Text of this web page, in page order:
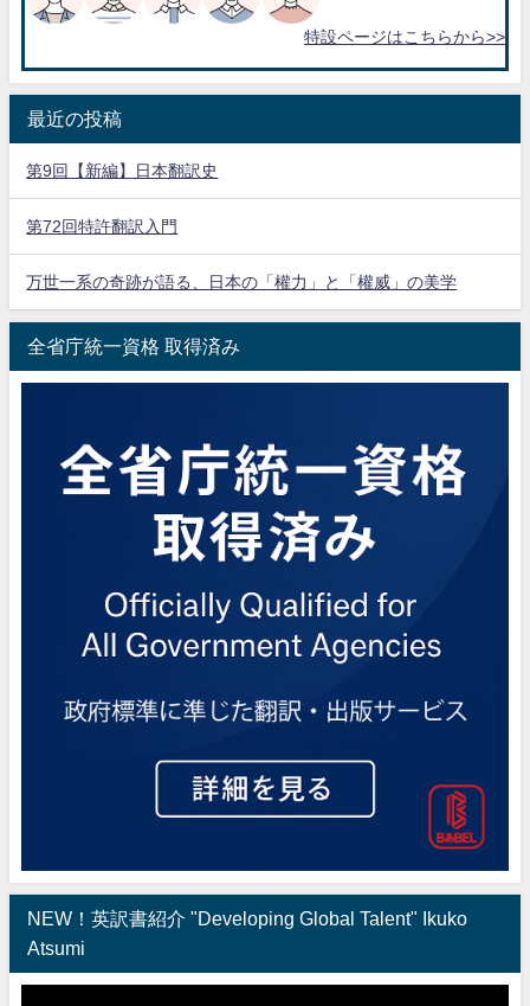
特設ページはこちらから>>
最近の投稿
第9回【新編】日本翻訳史
第72回特許翻訳入門
万世一系の奇跡が語る、日本の「權力」と「權威」の美学
全省庁統一資格 取得済み
NEW！英訳書紹介 "Developing Global Talent" Ikuko
Atsumi